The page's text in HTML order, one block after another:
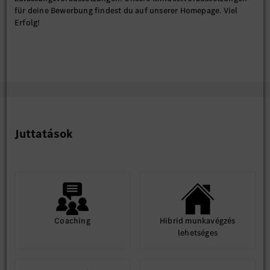
für deine Bewerbung findest du auf unserer Homepage. Viel
Erfolg!
Juttatások
Coaching
Hibrid munkavégzés
lehetséges